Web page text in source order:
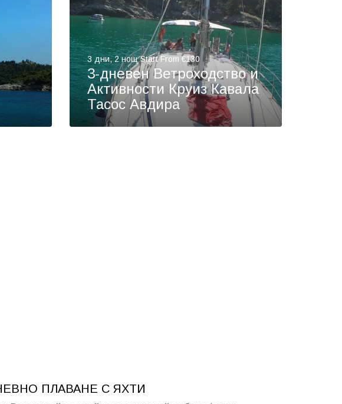
3 дни, 2 нощ Start From €130
3-дневен Ветроходство и
Активности Круиз Кавала
Тасос Авдира
ПЛАВАНЕ С ЯХТИ